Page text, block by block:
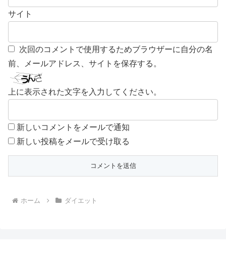
サイト
次回のコメントで使用するためブラウザーに自分の名
前、メールアドレス、サイトを保存する。
上に表示された文字を入力してください。
新しいコメントをメールで通知
新しい投稿をメールで受け取る
ホーム ダイエット